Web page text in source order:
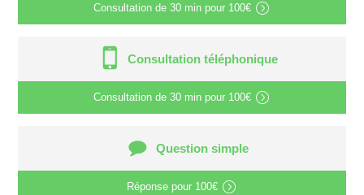
Consultation de 30 min pour 100€
Consultation téléphonique
Consultation de 30 min pour 100€
Question simple
Réponse pour 100€